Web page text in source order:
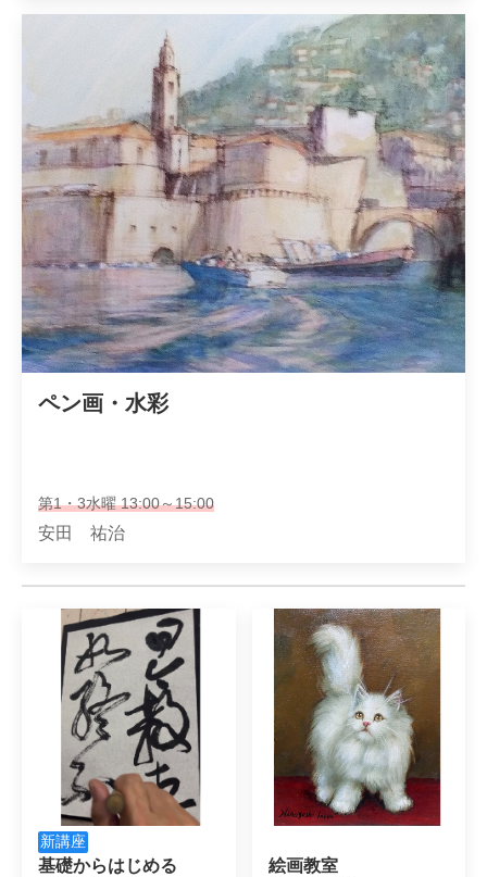
ペン画・水彩
第1・3水曜 13:00～15:00
安田 祐治
新講座
基礎からはじめる
絵画教室